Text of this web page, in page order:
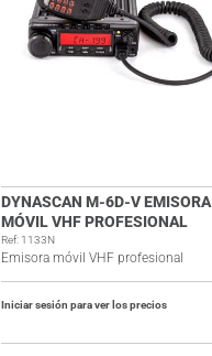
DYNASCAN M-6D-V EMISORA
MÓVIL VHF PROFESIONAL
Ref: 1133N
Emisora móvil VHF profesional
Iniciar sesión para ver los precios